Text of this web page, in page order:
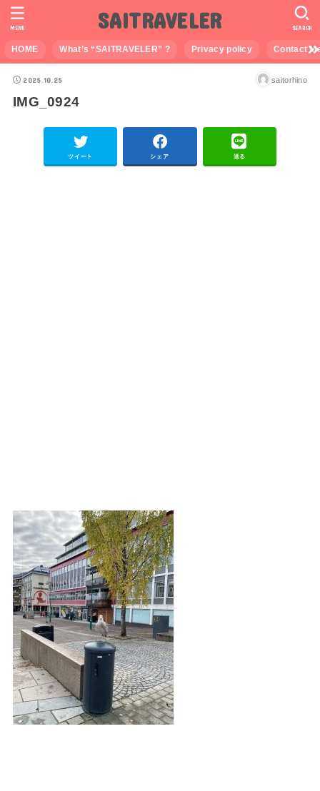
SAITRAVELER
HOME What’s “SAITRAVELER” ? Privacy policy Contact
SEARCH
MENU
2025.10.25 saitorhino
IMG_0924
ツイート シェア 送る